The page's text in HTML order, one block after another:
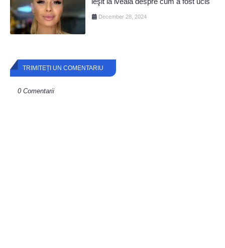
December 28, 2024
TRIMITEȚI UN COMENTARIU
0 Comentarii